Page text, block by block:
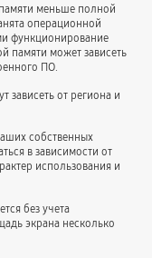
меньше полной
операционной
функционирование
памяти может зависеть
ПО.
зависеть от региона и
собственных
в зависимости от
использования и
без учета
экрана несколько